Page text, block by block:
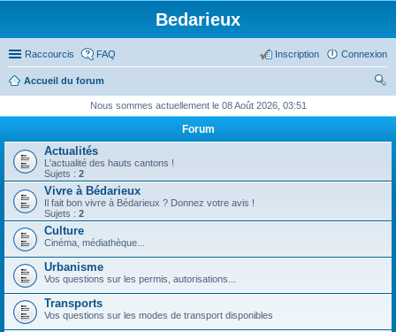
Bedarieux
Raccourcis FAQ Connexion
Inscription
Accueil du forum
ch
Nous sommes actuellement le 08 Août 2026, 03:51
Forum
Actualités
L'actualité des hauts cantons !
Sujets : 2
Vivre à Bédarieux
Il fait bon vivre à Bédarieux ? Donnez votre avis !
Sujets : 2
Culture
Cinéma, médiathèque...
Urbanisme
Vos questions sur les permis, autorisations...
Transports
Vos questions sur les modes de transport disponibles